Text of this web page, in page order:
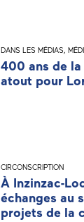
DANS LES MÉDIAS,
400 ans de la
atout pour
CIRCONSCRIPTION
À Inzinzac-
échanges au
projets de la